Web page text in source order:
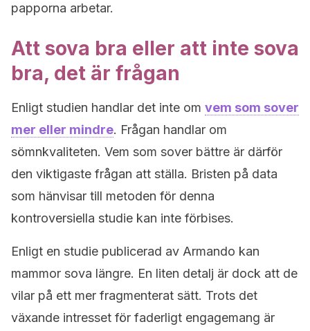
papporna arbetar.
Att sova bra eller att inte sova
bra, det är frågan
Enligt studien handlar det inte om vem som sover
mer eller mindre. Frågan handlar om
sömnkvaliteten. Vem som sover bättre är därför
den viktigaste frågan att ställa. Bristen på data
som hänvisar till metoden för denna
kontroversiella studie kan inte förbises.
Enligt en studie publicerad av Armando kan
mammor sova längre. En liten detalj är dock att de
vilar på ett mer fragmenterat sätt. Trots det
växande intresset för faderligt engagemang är